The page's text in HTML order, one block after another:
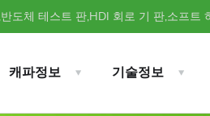
도체 테스트 판,HDI 회로 기 판,소프트
캐파정보 기술정보